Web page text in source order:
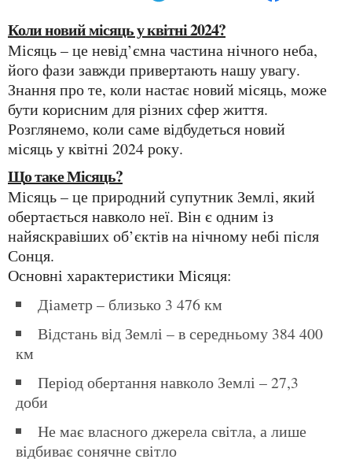
Коли новий місяць у квітні 2024?
Місяць – це невід’ємна частина нічного неба,
його фази завжди привертають нашу увагу.
Знання про те, коли настає новий місяць, може
бути корисним для різних сфер життя.
Розглянемо, коли саме відбудеться новий
місяць у квітні 2024 року.
Що таке Місяць?
Місяць – це природний супутник Землі, який
обертається навколо неї. Він є одним із
найяскравіших об’єктів на нічному небі після
Сонця.
Основні характеристики Місяця:
Діаметр – близько 3 476 км
Відстань від Землі – в середньому 384 400
км
Період обертання навколо Землі – 27,3
доби
Не має власного джерела світла, а лише
відбиває сонячне світло